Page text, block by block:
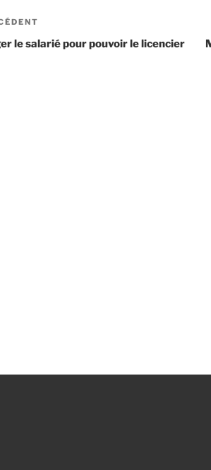
le salarié pour pouvoir le licencier